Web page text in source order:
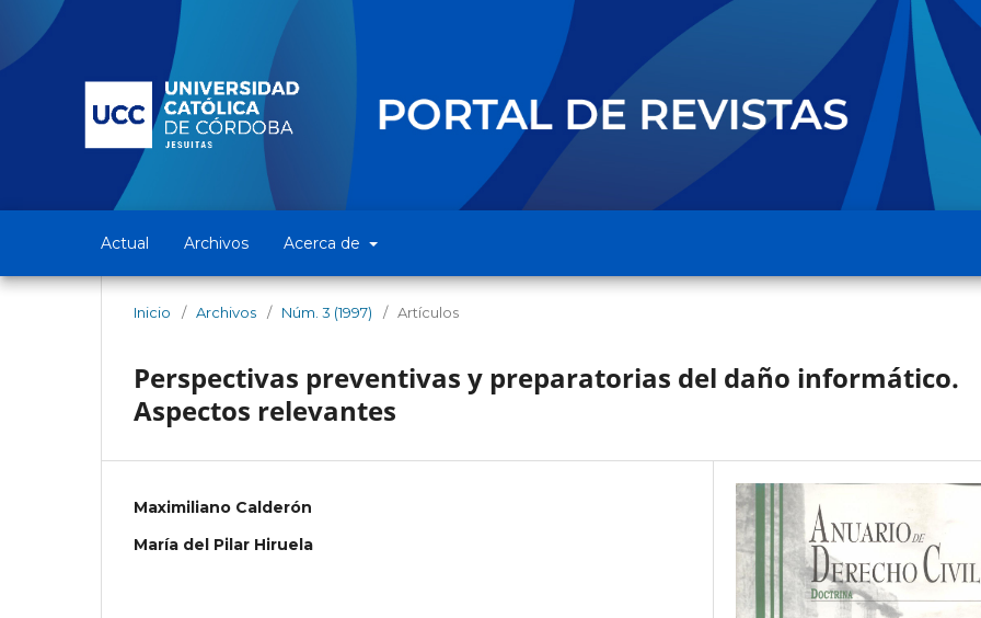
Actual Archivos Acerca de
Inicio / Archivos / Núm. 3 (1997) / Artículos
Perspectivas preventivas y preparatorias del daño informático.
Aspectos relevantes
Maximiliano Calderón
María del Pilar Hiruela